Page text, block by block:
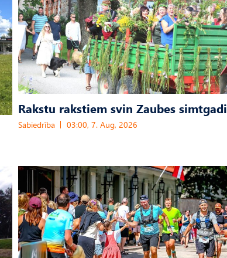
Rakstu rakstiem svin Zaubes simtgadi
Sabiedrība 03:00, 7. Aug, 2026